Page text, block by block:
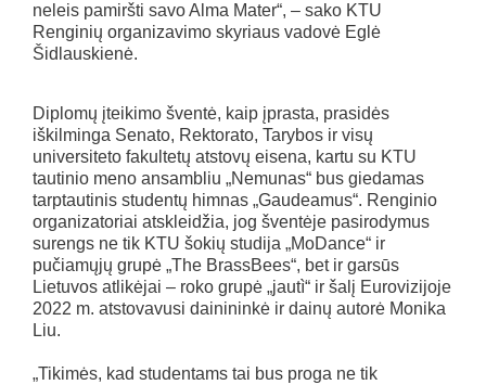
neleis pamiršti savo Alma Mater“, – sako KTU
Renginių organizavimo skyriaus vadovė Eglė
Šidlauskienė.
Diplomų įteikimo šventė, kaip įprasta, prasidės
iškilminga Senato, Rektorato, Tarybos ir visų
universiteto fakultetų atstovų eisena, kartu su KTU
tautinio meno ansambliu „Nemunas“ bus giedamas
tarptautinis studentų himnas „Gaudeamus“. Renginio
organizatoriai atskleidžia, jog šventėje pasirodymus
surengs ne tik KTU šokių studija „MoDance“ ir
pučiamųjų grupė „The BrassBees“, bet ir garsūs
Lietuvos atlikėjai – roko grupė „jautì“ ir šalį Eurovizijoje
2022 m. atstovavusi dainininkė ir dainų autorė Monika
Liu.
„Tikimės, kad studentams tai bus proga ne tik